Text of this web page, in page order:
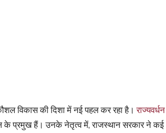
विकास की दिशा में नई पहल कर रहा है।
प्रमुख हैं। उनके नेतृत्व में, राजस्थान सरकार ने कई